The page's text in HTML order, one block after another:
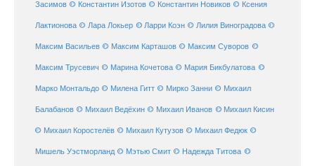
Засимов © Константин Изотов © Константин Новиков © Ксения
Лактионова © Лара Локьер © Ларри Коэн © Лилия Виноградова ©
Максим Васильев © Максим Карташов © Максим Суворов ©
Максим Трусевич © Марина Кочетова © Мария Бикбулатова ©
Марко Монтальдо © Милена Гитт © Мирко Занни © Михаил
Балабанов © Михаил Ведёхин © Михаил Иванов © Михаил Кисин
© Михаил Коростелёв © Михаил Кутузов © Михаил Федюк ©
Мишель Уэстморланд © Мэтью Смит © Надежда Титова ©